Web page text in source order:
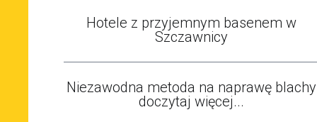
Hotele z przyjemnym basenem w
Szczawnicy
Niezawodna metoda na naprawę blachy
doczytaj więcej...